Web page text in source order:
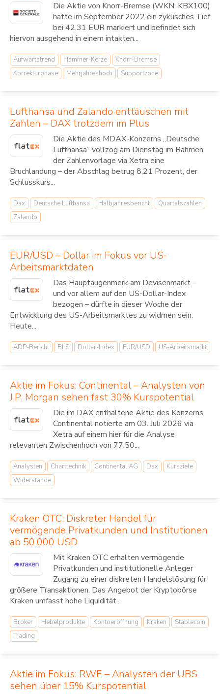
Die Aktie von Knorr-Bremse (WKN: KBX100)
hatte im September 2022 ein zyklisches Tief
bei 42,31 EUR markiert und befindet sich
hiervon ausgehend in einem intakten...
Aufwärtstrend Hammer-Kerze
Knorr-Bremse
Korrekturphase
Mehrjahreshoch Supportzone
Lufthansa und Zalando enttäuschen mit
Zahlen – DAX trotzdem im Plus
Die Aktie des MDAX-Konzerns „Deutsche
Lufthansa“ vollzog am Dienstag im Rahmen
der Zahlenvorlage via Xetra eine
Bruchlandung – der Abschlag betrug 8,21 Prozent, der
Schlusskurs...
Dax Deutsche Lufthansa Halbjahresbericht
Quartalszahlen
Zalando
EUR/USD – Dollar im Fokus vor US-
Arbeitsmarktdaten
Das Hauptaugenmerk am Devisenmarkt –
und vor allem auf den US-Dollar-Index
bezogen – dürfte in dieser Woche der
Entwicklung des US-Arbeitsmarktes zu widmen sein.
Heute...
ADP-Bericht BLS Dollar-Index EUR/USD US-Arbeitsmarkt
Aktie im Fokus: Continental – Analysten von
J.P. Morgan sehen fast 30% Kurspotential
Die im DAX enthaltene Aktie des Konzerns
Continental notierte am 03. Juli 2026 via
Xetra auf einem hier für die Analyse
relevanten Zwischenhoch von 77,50...
Analysten Charttechnik Continental AG Dax
Kursziele
Widerstände
Kraken OTC: Diskreter Handel für
vermögende Privatkunden und Institutionen
ab 50.000 USD
Mit Kraken OTC erhalten vermögende
Privatkunden und institutionelle Anleger
Zugang zu einer diskreten Handelslösung für
größere Transaktionen. Das Angebot der Kryptobörse
Kraken umfasst hohe Liquidität...
Broker Hebelprodukte Kontoeröffnung Kraken
Stablecoin
Trading
Aktie im Fokus: RWE – Analysten der UBS
sehen über 15% Kurspotential